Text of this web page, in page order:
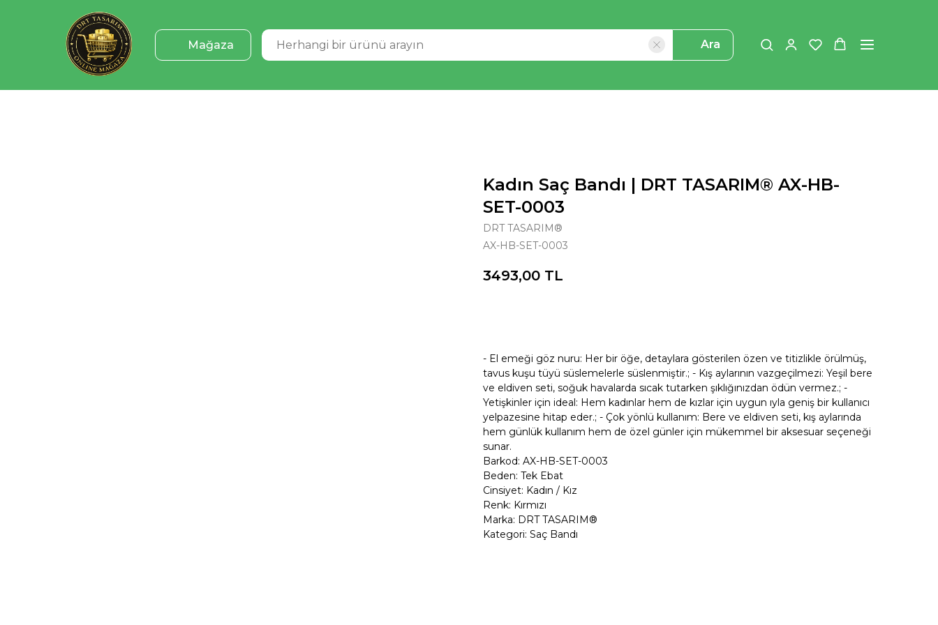
Mağaza Ara
Kadın Saç Bandı | DRT TASARIM® AX-HB-
SET-0003
DRT TASARIM®
AX-HB-SET-0003
3493,00 TL
- El emeği göz nuru: Her bir öğe, detaylara gösterilen özen ve titizlikle örülmüş,
tavus kuşu tüyü süslemelerle süslenmiştir.; - Kış aylarının vazgeçilmezi: Yeşil bere
ve eldiven seti, soğuk havalarda sıcak tutarken şıklığınızdan ödün vermez.; -
Yetişkinler için ideal: Hem kadınlar hem de kızlar için uygun ıyla geniş bir kullanıcı
yelpazesine hitap eder.; - Çok yönlü kullanım: Bere ve eldiven seti, kış aylarında
hem günlük kullanım hem de özel günler için mükemmel bir aksesuar seçeneği
sunar.
Barkod: AX-HB-SET-0003
Beden: Tek Ebat
Cinsiyet: Kadın / Kız
Renk: Kırmızı
Marka: DRT TASARIM®
Kategori: Saç Bandı